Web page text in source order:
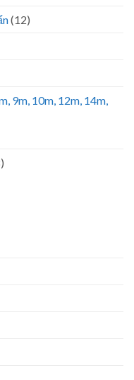
(12)
9m, 10m, 12m, 14m,